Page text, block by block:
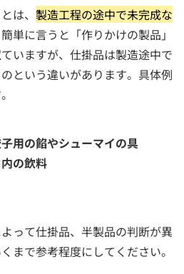
は、 製造工程の途中で未完成な
単に言うと「作りかけの製品」
いますが、仕掛品は製造途中で
という違いがあります。具体例
用の餡やシューマイの具
の飲料
って仕掛品、半製品の判断が異
まで参考程度にしてください。